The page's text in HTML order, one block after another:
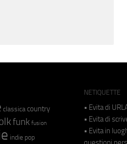
classica country
funk fusion
indie pop
NETIQUETTE
• Evita di
• Evita di
• Evita in